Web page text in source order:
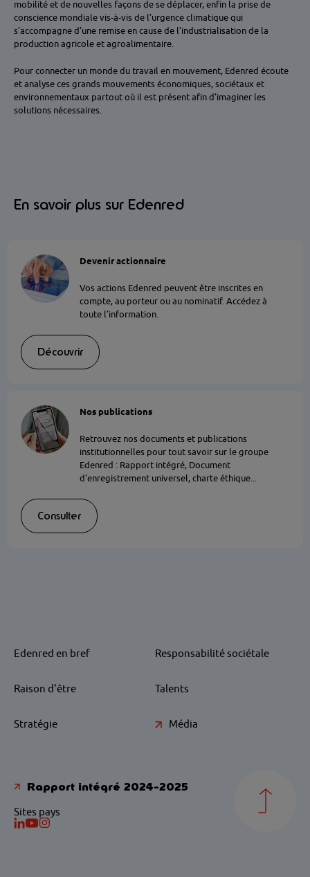
mobilité et de nouvelles façons de se déplacer, enfin la prise de
conscience mondiale vis-à-vis de l’urgence climatique qui
s’accompagne d’une remise en cause de l’industrialisation de la
production agricole et agroalimentaire.
Pour connecter un monde du travail en mouvement, Edenred écoute
et analyse ces grands mouvements économiques, sociétaux et
environnementaux partout où il est présent afin d’imaginer les
solutions nécessaires.
En savoir plus sur Edenred
Devenir actionnaire
Vos actions Edenred peuvent être inscrites en
compte, au porteur ou au nominatif. Accédez à
toute l’information.
Découvrir
Nos publications
Retrouvez nos documents et publications
institutionnelles pour tout savoir sur le groupe
Edenred : Rapport intégré, Document
d'enregistrement universel, charte éthique...
Consulter
Edenred en bref Responsabilité sociétale
Raison d'être Talents
Stratégie Média
Rapport intégré 2024-2025
Sites pays